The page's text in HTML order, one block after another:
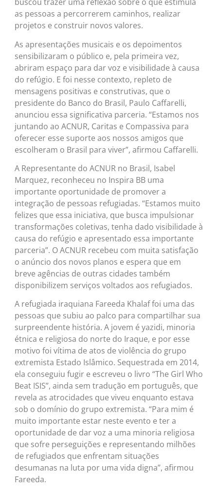
as pessoas a percorrerem caminhos, realizar
projetos e construir novos valores.
As apresentações musicais e os depoimentos
sensibilizaram o público e, pela primeira vez,
abriram espaço para dar voz e visibilidade à causa
do refúgio. E foi nesse contexto, repleto de
mensagens positivas e construtivas, que o
presidente do Banco do Brasil, Paulo Caffarelli,
anunciou essa significativa parceria. “Estamos nos
juntando ao ACNUR, Caritas e Compassiva para
oferecer esse suporte aos nossos amigos que
escolheram o Brasil para viver”, afirmou Caffarelli.
A Representante do ACNUR no Brasil, Isabel
Marquez, reconheceu no Inspira BB uma
importante oportunidade de promover a
integração de pessoas refugiadas. “Estamos muito
felizes que essa iniciativa, que busca impulsionar
transformações coletivas, tenha dado visibilidade à
causa do refúgio e apresentado essa importante
parceria”. O ACNUR recebeu com muita satisfação
o anúncio dos novos planos e espera que em
breve agências de outras cidades também
disponibilizem serviços voltados aos refugiados.
A refugiada iraquiana Fareeda Khalaf foi uma das
pessoas que subiu ao palco para compartilhar sua
surpreendente história. A jovem é yazidi, minoria
étnica e religiosa do norte do Iraque, e por esse
motivo foi vítima de atos de violência do grupo
extremista Estado Islâmico. Sequestrada em 2014,
ela conseguiu fugir e escreveu o livro “The Girl Who
Beat ISIS”, ainda sem tradução em português, que
revela as atrocidades que viveu enquanto estava
sob o domínio do grupo extremista. “Para mim é
muito importante estar neste evento e ter a
oportunidade de dar voz a uma minoria religiosa
que sofre perseguições e representando milhões
de refugiados que enfrentam situações
desumanas na luta por uma vida digna”, afirmou
Fareeda.